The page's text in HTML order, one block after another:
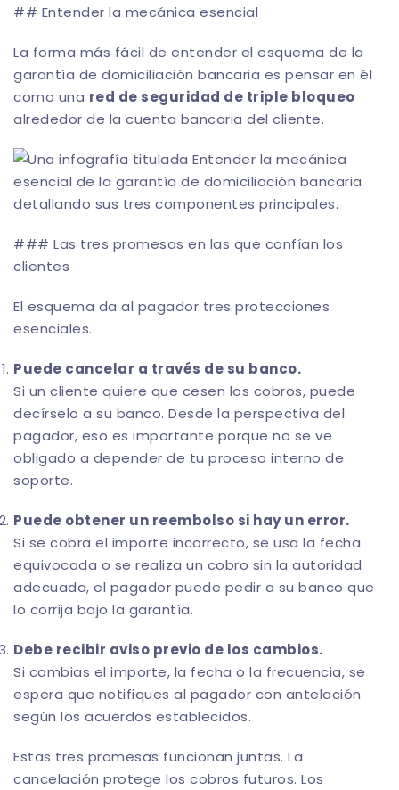
## Entender la mecánica esencial
La forma más fácil de entender el esquema de la
garantía de domiciliación bancaria es pensar en él
como una red de seguridad de triple bloqueo
alrededor de la cuenta bancaria del cliente.
### Las tres promesas en las que confían los
clientes
El esquema da al pagador tres protecciones
esenciales.
Puede cancelar a través de su banco.
Si un cliente quiere que cesen los cobros, puede
decírselo a su banco. Desde la perspectiva del
pagador, eso es importante porque no se ve
obligado a depender de tu proceso interno de
soporte.
Puede obtener un reembolso si hay un error.
Si se cobra el importe incorrecto, se usa la fecha
equivocada o se realiza un cobro sin la autoridad
adecuada, el pagador puede pedir a su banco que
lo corrija bajo la garantía.
Debe recibir aviso previo de los cambios.
Si cambias el importe, la fecha o la frecuencia, se
espera que notifiques al pagador con antelación
según los acuerdos establecidos.
Estas tres promesas funcionan juntas. La
cancelación protege los cobros futuros. Los